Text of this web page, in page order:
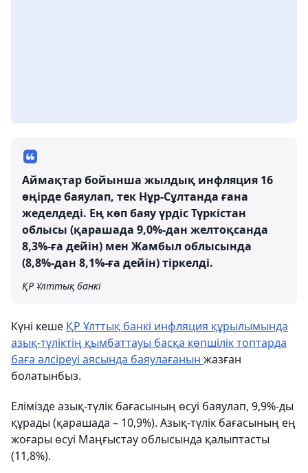
Аймақтар бойынша жылдық инфляция 16
өңірде баяулап, тек Нұр-Сұлтанда ғана
жеделдеді. Ең көп баяу үрдіс Түркістан
облысы (қарашада 9,0%-дан желтоқсанда
8,3%-ға дейін) мен Жамбыл облысында
(8,8%-дан 8,1%-ға дейін) тіркелді.
ҚР Ұлттық банкі
Күні кеше ҚР Ұлттық банкі инфляция құрылымында
азық-түліктің қымбаттауы басқа көпшілік топтарда
баға әлсіреуі аясында баяулағанын жазған
болатынбыз.
Елімізде азық-түлік бағасының өсуі баяулап, 9,9%-ды
құрады (қарашада – 10,9%). Азық-түлік бағасының ең
жоғары өсуі Маңғыстау облысында қалыптасты
(11,8%).